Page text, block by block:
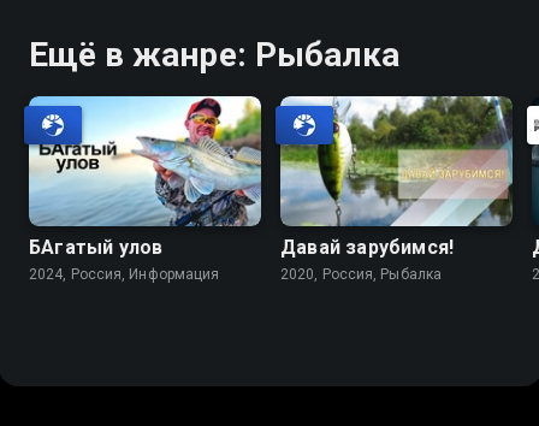
Ещё в жанре: Рыбалка
БАгатый улов
2024, Россия, Информация
Давай зарубимся!
2020, Россия, Рыбалка